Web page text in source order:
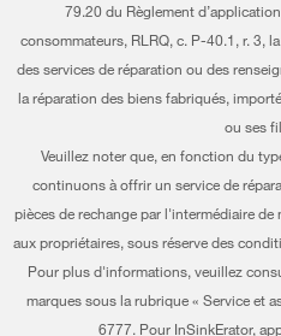
Suivre ma commande
Services de livraison et d'installation
Services d'abonnement
Résidents du Québec
Certification Éco et homologation
Informations relatives aux rappels
Entreprise Whirlpool
Whirlpool au Canada
79.20 du Règlement
consommateurs, RLRQ, c. P-40.1, r. 3,
des services de réparation ou des
la réparation des biens fabriqués,
ou ses
Veuillez noter que, en fonction du
continuons à offrir un service de
pièces de rechange par l'intermédiaire
aux propriétaires, sous réserve des
Pour plus d'informations, veuillez
marques sous la rubrique « Service et
6777. Pour InSinkErator,